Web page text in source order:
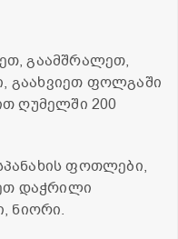
გაამშრალეთ,
გაახვიეთ ფოლგაში
ღუმელში 200
ფოთლები,
დაჭრილი
ნიორი.